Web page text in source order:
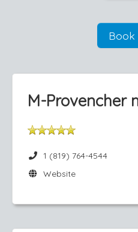
Book
M-Provencher
1 (819) 764-4544
Website